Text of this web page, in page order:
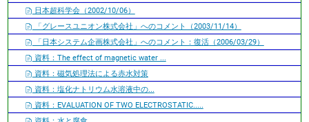
日本超科学会（2002/10/06）
「グレースユニオン株式会社」へのコメント（2003/11/14）
「日本システム企画株式会社」へのコメント：復活（2006/03/29）
資料：The effect of magnetic water ...
資料：磁気処理法による赤水対策
資料：塩化ナトリウム水溶液中の...
資料：EVALUATION OF TWO ELECTROSTATIC.....